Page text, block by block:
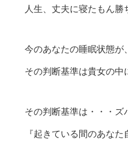
人生、丈夫に寝たもん勝
今のあなたの睡眠状態が
その判断基準は貴女の中
その判断基準は・・・ズ
『起きている間のあな